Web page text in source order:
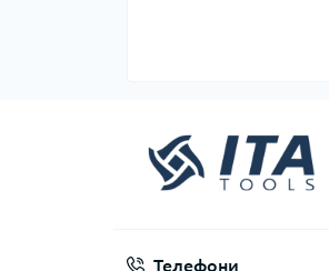
Телефони